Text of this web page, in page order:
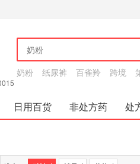
奶粉 纸尿裤 百雀羚 跨境
日用百货 非处方药
处